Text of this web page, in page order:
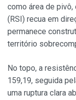
como área de pivô,
(RSI) recua em
permanece
território
No topo, a
159,19, seguida
uma ruptura clara